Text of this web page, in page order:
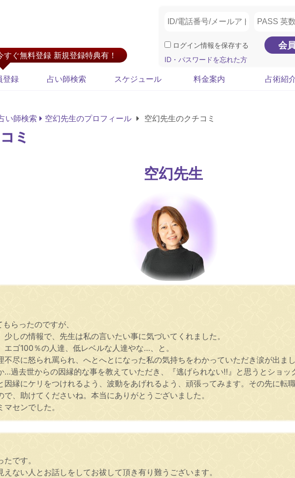
すぐ無料登録 新規登録特典有！
ログイン情報を保存する
ID・パスワードを忘れた方
登録 占い師検索 スケジュール 料金案内 占術紹
い師検索 空幻先生のプロフィール 空幻先生のクチコミ
ミ
空幻先生
らったのですが、
しの情報で、先生は私の言いたい事に気づいてくれました。
ゴ100％の人達、低レベルな人達やな…、と。
尽に怒られ罵られ、へとへとになった私の気持ちをわかっていただき涙が出まし
…過去世からの因縁的な事を教えていただき、『逃げられない‼』と思うとショ
縁にケリをつけれるよう、波動をあげれるよう、頑張ってみます。その先に転
、助けてくださいね。本当にありがとうございました。
センでした。
です。
ない人とお話しをしてお祓して頂き有り難うございます。